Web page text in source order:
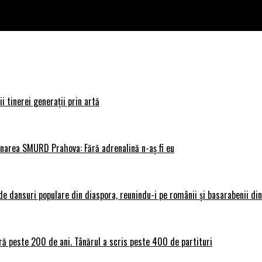
tinerei generații prin artă
SMURD Prahova: Fără adrenalină n-aș fi eu
dansuri populare din diaspora, reunindu-i pe românii și basarabenii
peste 200 de ani. Tânărul a scris peste 400 de partituri